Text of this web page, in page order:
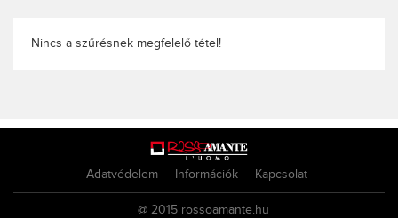
Nincs a szűrésnek megfelelő tétel!
Adatvédelem Információk Kapcsolat
@ 2015 rossoamante.hu